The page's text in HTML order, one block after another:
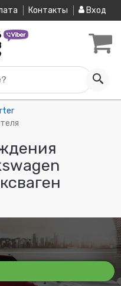
Контакты Вход